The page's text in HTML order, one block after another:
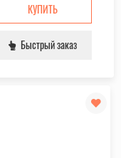
КУПИТЬ
Быстрый заказ